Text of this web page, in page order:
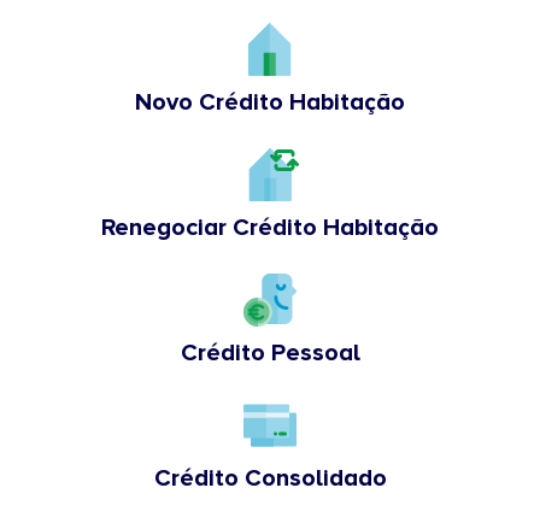
Novo Crédito Habitação
Renegociar Crédito Habitação
Crédito Pessoal
Crédito Consolidado